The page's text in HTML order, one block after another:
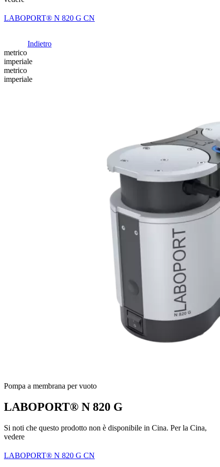
LABOPORT® N 820 G CN
Indietro
metrico
imperiale
metrico
imperiale
Pompa a membrana per vuoto
LABOPORT® N 820 G
Si noti che questo prodotto non è disponibile in Cina. Per la Cina,
vedere
LABOPORT® N 820 G CN